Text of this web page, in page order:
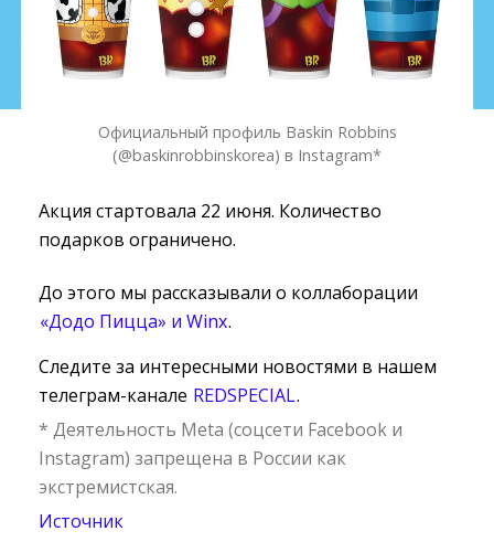
Официальный профиль Baskin Robbins
(@baskinrobbinskorea) в Instagram*
Акция стартовала 22 июня. Количество
подарков ограничено.
До этого мы рассказывали о коллаборации
«Додо Пицца» и Winx.
Следите за интересными новостями в нашем
телеграм-канале REDSPECIAL.
* Деятельность Meta (соцсети Facebook и
Instagram) запрещена в России как
экстремистская.
Источник